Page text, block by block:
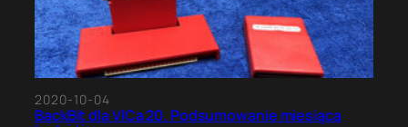
2020-10-04
BackBit dla VICa 20. Podsumowanie miesiąca